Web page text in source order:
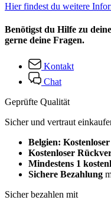
Hier findest du weitere
Benötigst du Hilfe zu
gerne deine Fragen.
Kontakt
Chat
Geprüfte Qualität
Sicher und vertraut
Belgien:
Kostenloser
Mindestens 1
Sichere Bezahlung
Sicher bezahlen mit